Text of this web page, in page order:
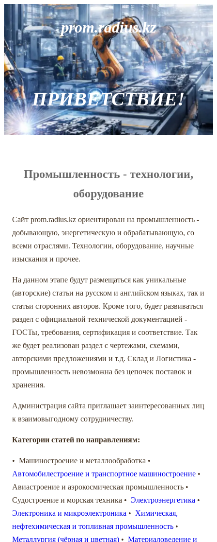
prom.radius.kz
ПРИВЕТСТВИЕ!
Промышленность - технологии,
оборудование
Сайт prom.radius.kz ориентирован на промышленность -
добывающую, энергетическую и обрабатывающую, со
всеми отраслями. Технологии, оборудование, научные
изыскания и прочее.
На данном этапе будут размещаться как уникальные
(авторские) статьи на русском и английском языках, так и
статьи сторонних авторов. Кроме того, будет развиваться
раздел с официальной технической документацией -
ГОСТы, требования, сертификация и соответствие. Так
же будет реализован раздел с чертежами, схемами,
авторскими предложениями и т.д. Склад и Логистика -
промышленность невозможна без цепочек поставок и
хранения.
Администрация сайта приглашает заинтересованных лиц
к взаимовыгодному сотрудничеству.
Категории статей по направлениям:
• Машиностроение и металлообработка •
Автомобилестроение и транспортное машиностроение •
Авиастроение и аэрокосмическая промышленность •
Судостроение и морская техника •Электроэнергетика •
Электроника и микроэлектроника • Химическая,
нефтехимическая и топливная промышленность •
Металлургия (чёрная и цветная) •Материаловедение и